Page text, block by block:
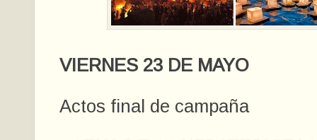
VIERNES 23 DE MAYO
Actos final de campaña